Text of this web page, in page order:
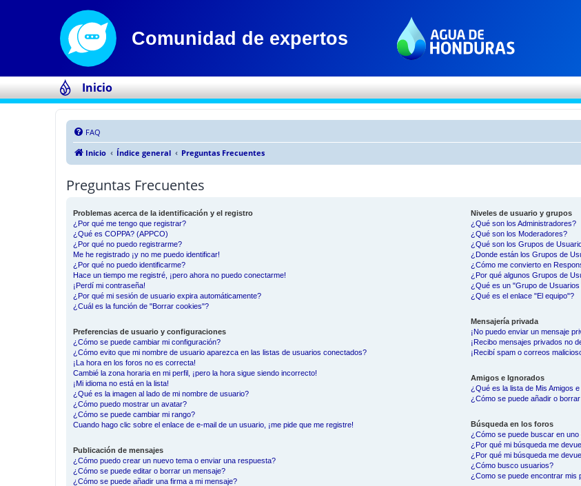
Inicio
FAQ
Inicio
Índice general Preguntas Frecuentes
Preguntas Frecuentes
Problemas acerca de la identificación y el registro
¿Por qué me tengo que registrar?
¿Qué es COPPA? (APPCO)
¿Por qué no puedo registrarme?
Me he registrado ¡y no me puedo identificar!
¿Por qué no puedo identificarme?
Hace un tiempo me registré, ¡pero ahora no puedo conectarme!
¡Perdí mi contraseña!
¿Por qué mi sesión de usuario expira automáticamente?
¿Cuál es la función de "Borrar cookies"?
Preferencias de usuario y configuraciones
¿Cómo se puede cambiar mi configuración?
¿Cómo evito que mi nombre de usuario aparezca en las listas de usuarios conectados?
¡La hora en los foros no es correcta!
Cambié la zona horaria en mi perfil, ¡pero la hora sigue siendo incorrecto!
¡Mi idioma no está en la lista!
¿Qué es la imagen al lado de mi nombre de usuario?
¿Cómo puedo mostrar un avatar?
¿Cómo se puede cambiar mi rango?
Cuando hago clic sobre el enlace de e-mail de un usuario, ¡me pide que me registre!
Publicación de mensajes
¿Cómo puedo crear un nuevo tema o enviar una respuesta?
¿Cómo se puede editar o borrar un mensaje?
¿Cómo se puede añadir una firma a mi mensaje?
Niveles de usuario y grupos
¿Qué son los Administradores?
¿Qué son los Moderadores?
¿Qué son los Grupos de
¿Donde están los Grupos de
¿Cómo me convierto en
¿Por qué algunos Grupos de
¿Qué es un "Grupo de
¿Qué es el enlace "El equipo"?
Mensajería privada
¡No puedo enviar un mensaje
¡Recibo mensajes privados no
¡Recibí spam o correos
Amigos e Ignorados
¿Qué es la lista de Mis Amigos
¿Cómo se puede añadir o
Búsqueda en los foros
¿Cómo se puede buscar en
¿Por qué mi búsqueda me
¿Por qué mi búsqueda me
¿Cómo busco usuarios?
¿Como se puede encontrar mis